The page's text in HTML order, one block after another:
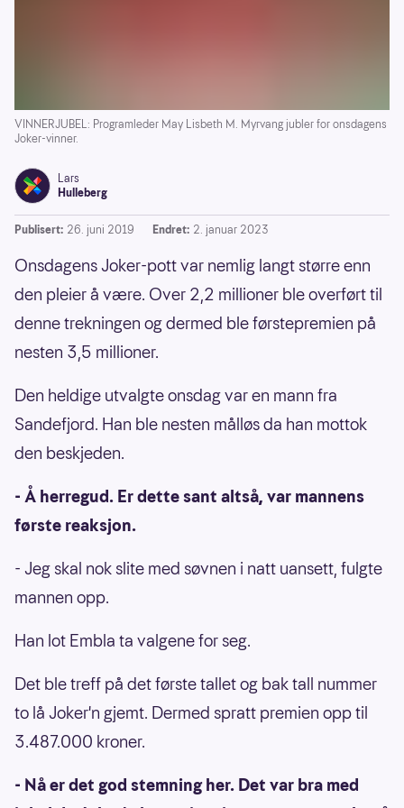
VINNERJUBEL: Programleder May Lisbeth M. Myrvang jubler for onsdagens
Joker-vinner.
Lars
Hulleberg
Publisert: 26. juni 2019 Endret: 2. januar 2023
Onsdagens Joker-pott var nemlig langt større enn
den pleier å være. Over 2,2 millioner ble overført til
denne trekningen og dermed ble førstepremien på
nesten 3,5 millioner.
Den heldige utvalgte onsdag var en mann fra
Sandefjord. Han ble nesten målløs da han mottok
den beskjeden.
- Å herregud. Er dette sant altså, var mannens
første reaksjon.
- Jeg skal nok slite med søvnen i natt uansett, fulgte
mannen opp.
Han lot Embla ta valgene for seg.
Det ble treff på det første tallet og bak tall nummer
to lå Joker'n gjemt. Dermed spratt premien opp til
3.487.000 kroner.
- Nå er det god stemning her. Det var bra med